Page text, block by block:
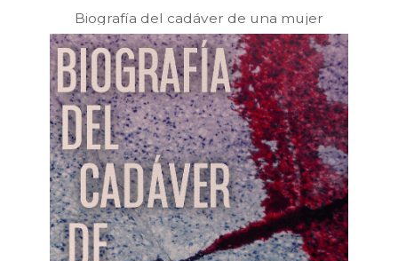
Biografía del cadáver de una mujer